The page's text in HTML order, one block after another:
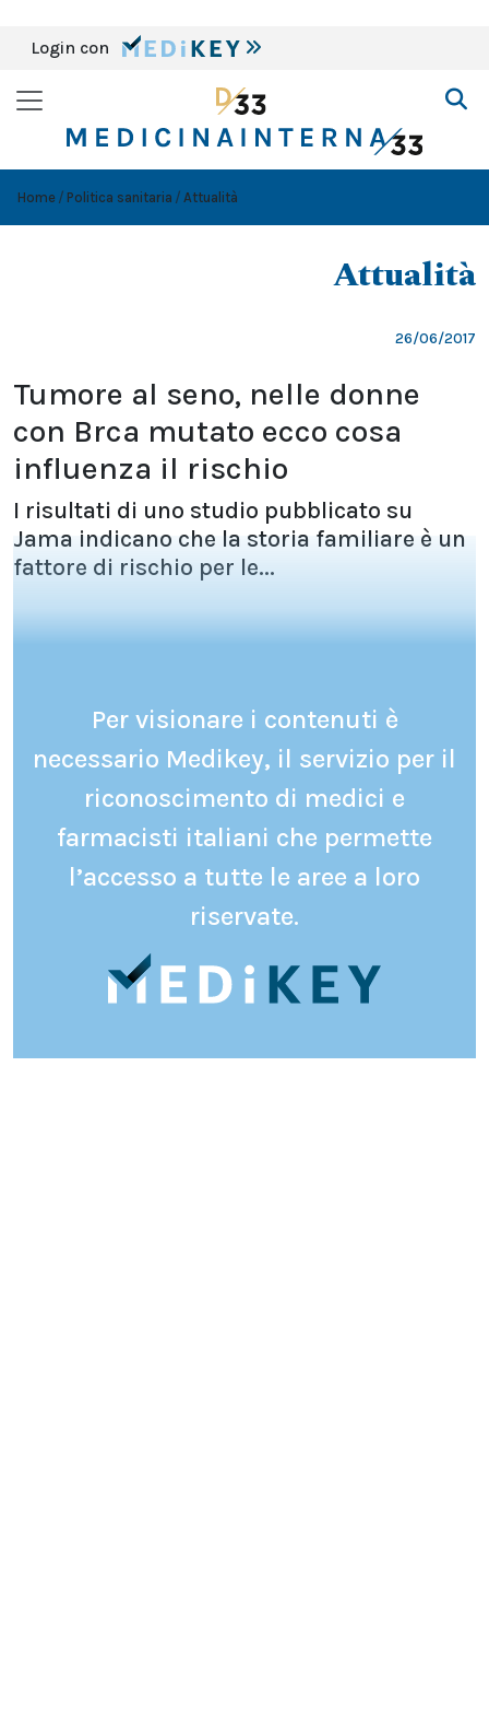
Login con
Home Politica sanitaria Attualità
Attualità
26/06/2017
Tumore al seno, nelle donne
con Brca mutato ecco cosa
influenza il rischio
I risultati di uno studio pubblicato su
Jama indicano che la storia familiare è un
fattore di rischio per le...
Per visionare i contenuti è
necessario Medikey, il servizio per il
riconoscimento di medici e
farmacisti italiani che permette
l’accesso a tutte le aree a loro
riservate.